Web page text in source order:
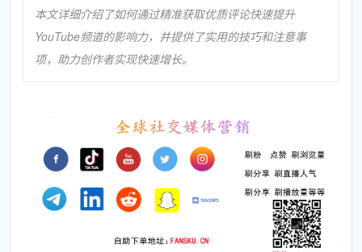
本文详细介绍了如何通过精准获取优质评论快速提升
YouTube频道的影响力，并提供了实用的技巧和注意事
项，助力创作者实现快速增长。